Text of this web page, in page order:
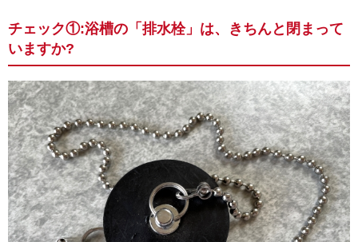
チェック①:浴槽の「排水栓」は、きちんと閉まって
いますか?